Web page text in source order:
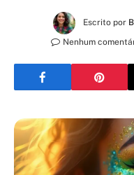
Escrito por
Nenhum